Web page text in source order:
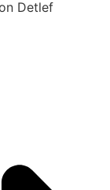
Detlef